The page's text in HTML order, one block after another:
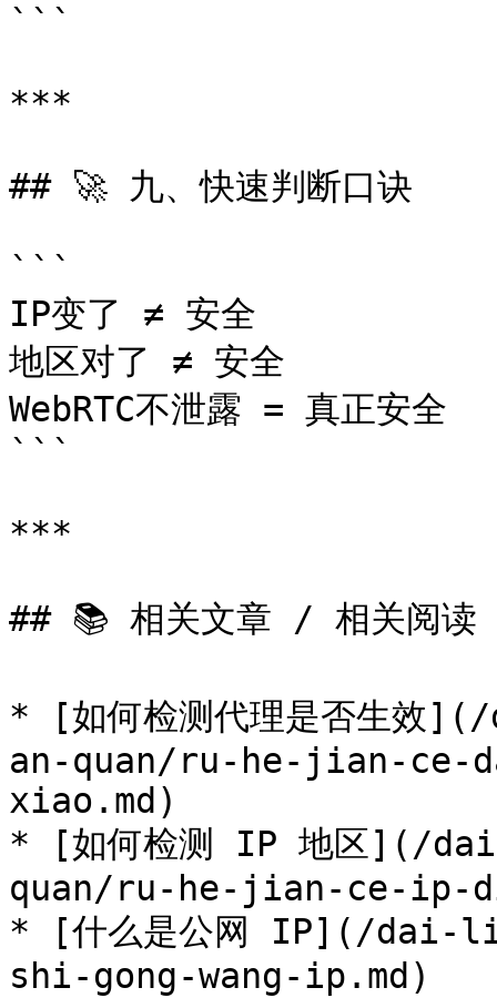
```
***
## 🚀 九、快速判断口诀
```
IP变了 ≠ 安全
地区对了 ≠ 安全
WebRTC不泄露 = 真正安全
```
***
## 📚 相关文章 / 相关阅读
* [如何检测代理是否生
an-quan/ru-he-jian-
xiao.md)
* [如何检测 IP 地区](/
quan/ru-he-jian-ce-ip-
* [什么是公网 IP](/
shi-gong-wang-ip.md)